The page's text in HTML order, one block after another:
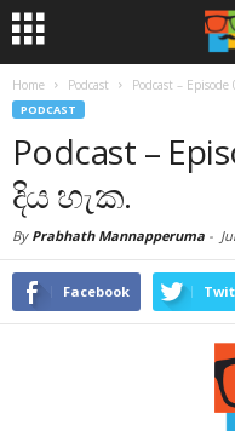
Home Podcast Podcast –
PODCAST
Podcast –
දිය හැක.
By Prabhath Mannapperuma -
Facebook